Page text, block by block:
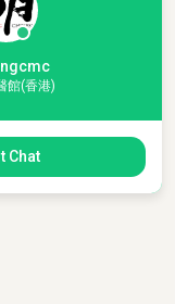
可以 HKD200 加
套裝」
館(香港)
Chat